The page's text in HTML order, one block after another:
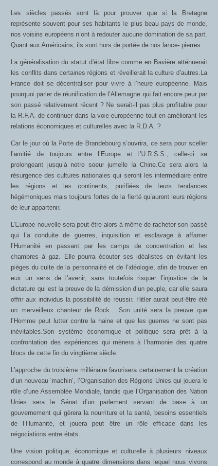
Les siècles passés sont là pour prouver que si la Bretagne
représente souvent pour ses habitants le plus beau pays de monde,
nos voisins européens n’ont à redouter aucune domination de sa part.
Quant aux Américains, ils sont hors de portée de nos lance- pierres.
La généralisation du statut d’état libre comme en Bavière atténuerait
les conflits dans certaines régions et réveillerait la culture d’autres.La
France doit se décentraliser pour vivre à l’heure européenne. Mais
pourquoi parler de réunification de l’Allemagne qui fait encore peur par
son passé relativement récent ? Ne serait-il pas plus profitable pour
la R.F.A. de continuer dans la voie européenne tout en améliorant les
relations économiques et culturelles avec la R.D.A. ?
Car le jour où la Porte de Brandebourg s’ouvrira, ce sera pour sceller
l’amitié de toujours entre l’Europe et l’U.R.S.S., celle-ci se
prolongeant jusqu’à notre soeur jumelle la Chine.Ce sera alors la
résurgence des cultures nationales qui seront les intermédiaire entre
les régions et les continents, purifiées de leurs tendances
hégémoniques mais toujours fortes de la fierté qu’auront leurs régions
de leur appartenir.
L’Europe nouvelle sera peut-être alors à même de racheter son passé
qui l’a conduite de guerres, inquisition et esclavage à affamer
l’Humanité en passant par les camps de concentration et les
chambres à gaz. Elle pourra écouter ses idéalistes en évitant les
pièges du culte de la personnalité et de l’idéologie, afin de trouver en
eux un sens de l’avenir, sans toutefois risquer l’injustice de la
dictature qui est la preuve de la démission d’un peuple, car elle saura
offrir aux individus la possibilité de réussir. Hitler aurait peut-être été
un merveilleux chanteur de Rock... Son unité sera la preuve que
l’Homme peut lutter contre la haine et que les guerres ne sont pas
inévitables.Son système économique et politique sera prêt à la
confrontation des expériences qui mènera à l’harmonie des quatre
blocs de cette fin du vingtième siècle.
L’approche du troisième millénaire favorisera certainement la création
d’un nouveau ’machin’, l’Organisation des Régions Unies qui jouera le
rôle d’une Assemblée Mondiale, tandis que l’Organisation des Nation
Unies sera le Sénat d’un parlement servant de base à un
gouvernement qui gèrera la nourriture et la santé, besoins essentiels
de l’Humanité, et jouera peut être un rôle efficace dans les
négociations entre états.
Une vision politique, économique et culturelle à plusieurs niveaux
correspond au monde à quatre dimensions dans lequel nous vivons